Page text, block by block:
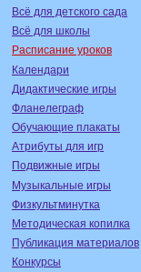
Всё для детского сада
Всё для школы
Расписание уроков
Календари
Дидактические игры
Фланелеграф
Обучающие плакаты
Атрибуты для игр
Подвижные игры
Музыкальные игры
Физкультминутка
Методическая копилка
Публикация материалов
Конкурсы